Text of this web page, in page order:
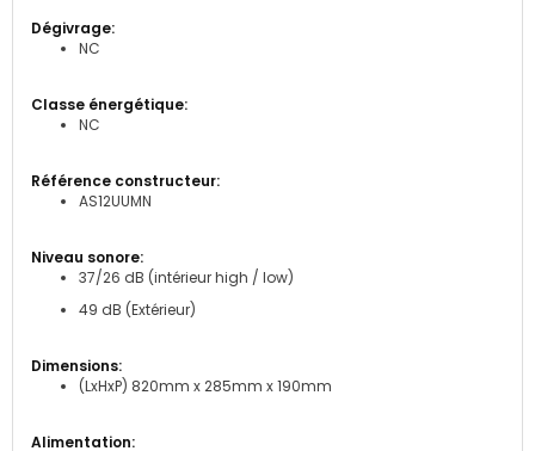
NC
NC
AS12UUMN
37/26 dB (intérieur high / low)
49 dB (Extérieur)
(LxHxP) 820mm x 285mm x 190mm